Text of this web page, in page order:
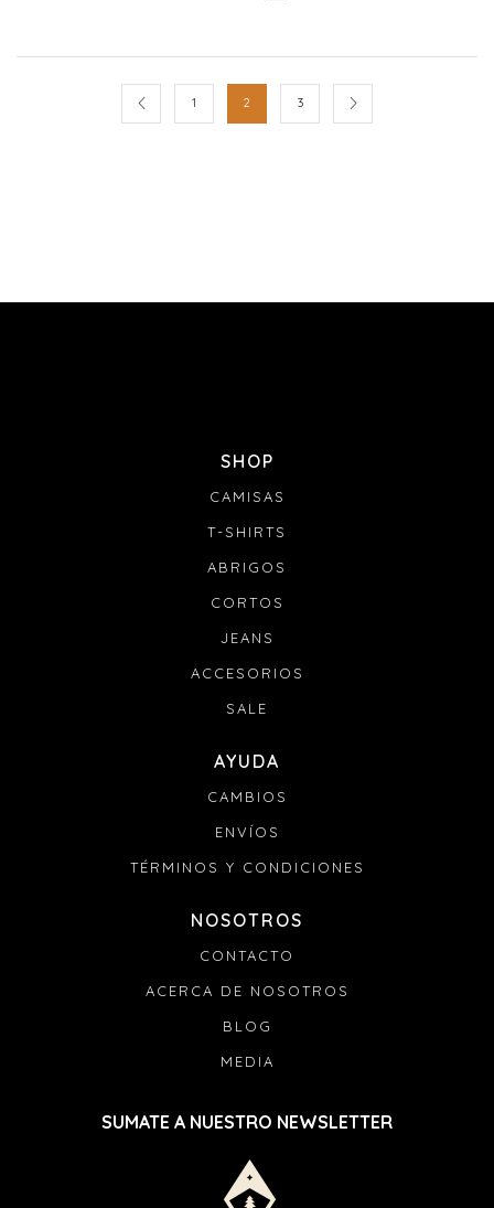
1 2 3
SHOP
CAMISAS
T-SHIRTS
ABRIGOS
CORTOS
JEANS
ACCESORIOS
SALE
AYUDA
CAMBIOS
ENVÍOS
TÉRMINOS Y CONDICIONES
NOSOTROS
CONTACTO
ACERCA DE NOSOTROS
BLOG
MEDIA
SUMATE A NUESTRO NEWSLETTER